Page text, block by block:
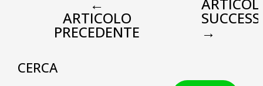
ARTICOLO
PRECEDENTE →
CERCA